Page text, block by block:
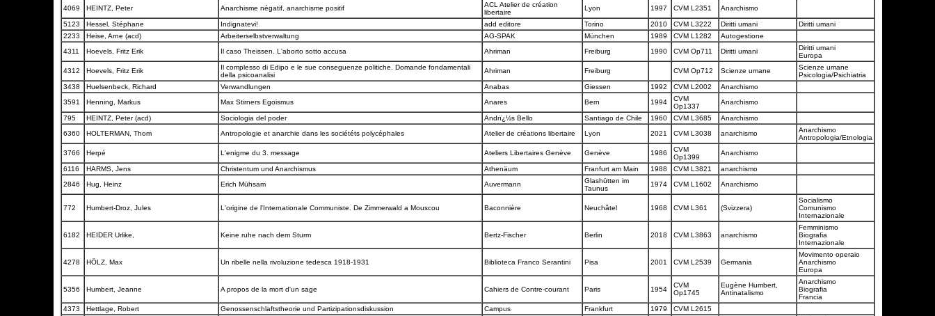
4069 HEINTZ, Peter Anarchisme négatif, anarchisme positif
ACL Atelier de création
libertaire
Lyon 1997 CVM L2351 Anarchismo
5123 Hessel, Stéphane Indignatevi! add editore Torino 2010 CVM L3222 Diritti umani
Diritti umani
2233
Heise, Arne (acd) Arbeiterselbstverwaltung AG-SPAK München 1989 CVM L1282
Autogestione
4311
Hoevels, Fritz Erik Il caso Theissen. L'aborto sotto accusa Ahriman Freiburg 1990 CVM Op711 Diritti umani
Diritti umani
Europa
4312
Hoevels, Fritz Erik
Il complesso di Edipo e le sue conseguenze politiche. Domande fondamentali
della psicoanalisi
Ahriman Freiburg CVM Op712 Scienze umane
Scienze umane
Psicologia/Psichiatria
3438
Huelsenbeck, Richard Verwandlungen Anabas Giessen 1992 CVM L2002
Anarchismo
3591
Henning, Markus Max Stirners Egoismus Anares Bern 1994
CVM
Op1337
Anarchismo
795 HEINTZ, Peter (acd) Sociologia del poder Andrï¿½s Bello Santiago de Chile 1960 CVM L3685
Anarchismo
6360
HOLTERMAN, Thom Antropologie et anarchie dans les sociététs polycéphales Atelier de créations libertaire Lyon 2021 CVM L3038 anarchismo
Anarchismo
Antropologia/Etnologia
3766
Herpé L'enigme du 3. message Ateliers Libertaires Genève Genève 1986
CVM
Op1399
Anarchismo
6116 HARMS, Jens Christentum und Anarchismus Athenäum Franfurt am Main 1988 CVM L3821
anarchismo
2846
Hug, Heinz Erich Mühsam Auvermann
Glashütten im
Taunus
1974 CVM L1602 Anarchismo
772 Humbert-Droz, Jules L'origine de l'Internationale Communiste. De Zimmerwald a Mouscou Baconnière Neuchâtel 1968 CVM L361 (Svizzera)
Socialismo
Comunismo
Internazionale
6182 HEIDER Urlike, Keine ruhe nach dem Sturm Bertz-Fischer Berlin 2018 CVM L3863 anarchismo
Femminismo
Biografia
Internazionale
4278 HÖLZ, Max Un ribelle nella rivoluzione tedesca 1918-1931 Biblioteca Franco Serantini Pisa 2001 CVM L2539 Germania
Movimento operaio
Anarchismo
Europa
5356 Humbert, Jeanne A propos de la mort d'un sage Cahiers de Contre-courant Paris 1954
CVM
Op1745
Eugène Humbert,
Antinatalismo
Anarchismo
Biografia
Francia
4373
Hettlage, Robert Genossenschlaftstheorie und Partizipationsdiskussion Campus Frankfurt 1979
CVM L2615